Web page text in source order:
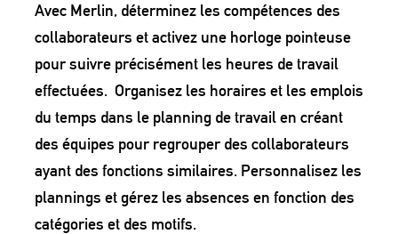
Avec Merlin, déterminez les compétences des
collaborateurs et activez une horloge pointeuse
pour suivre précisément les heures de travail
effectuées. Organisez les horaires et les emplois
du temps dans le planning de travail en créant
des équipes pour regrouper des collaborateurs
ayant des fonctions similaires. Personnalisez les
plannings et gérez les absences en fonction des
catégories et des motifs.